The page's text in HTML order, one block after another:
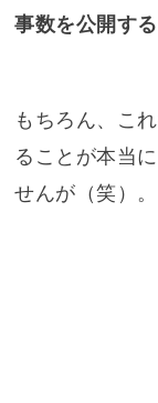
事数を公開す
もちろん、こ
ることが本当
せんが（笑）。